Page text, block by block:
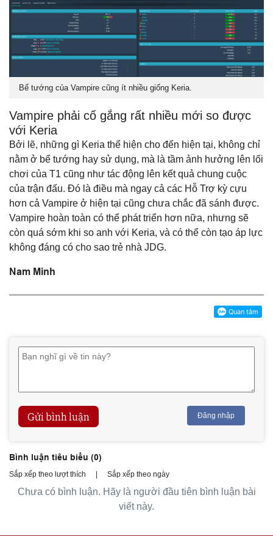
Bể tướng của Vampire cũng ít nhiều giống Keria.
Vampire phải cố gắng rất nhiều mới so được
với Keria
Bởi lẽ, những gì Keria thể hiện cho đến hiện tại, không chỉ
nằm ở bể tướng hay sử dụng, mà là tầm ảnh hưởng lên lối
chơi của T1 cũng như tác động lên kết quả chung cuộc
của trận đấu. Đó là điều mà ngay cả các Hỗ Trợ kỳ cựu
hơn cả Vampire ở hiện tại cũng chưa chắc đã sánh được.
Vampire hoàn toàn có thể phát triển hơn nữa, nhưng sẽ
còn quá sớm khi so anh với Keria, và có thể còn tạo áp lực
không đáng có cho sao trẻ nhà JDG.
Nam Minh
Gửi bình luận Đăng nhập
Bình luận tiêu biểu (0)
Sắp xếp theo lượt thích | Sắp xếp theo ngày
Chưa có bình luận. Hãy là người đầu tiên bình luận bài
viết này.